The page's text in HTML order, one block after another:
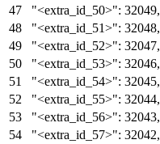
"<extra_id_50>": 32049,
"<extra_id_51>": 32048,
"<extra_id_52>": 32047,
"<extra_id_53>": 32046,
"<extra_id_54>": 32045,
"<extra_id_55>": 32044,
"<extra_id_56>": 32043,
"<extra_id_57>": 32042,